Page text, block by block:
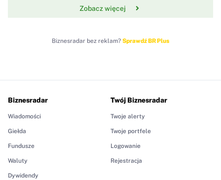
Zobacz więcej
Biznesradar bez reklam? Sprawdź BR Plus
Biznesradar
Wiadomości
Giełda
Fundusze
Waluty
Dywidendy
Twój Biznesradar
Twoje alerty
Twoje portfele
Logowanie
Rejestracja